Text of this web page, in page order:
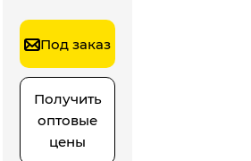
Под заказ
Получить
оптовые
цены